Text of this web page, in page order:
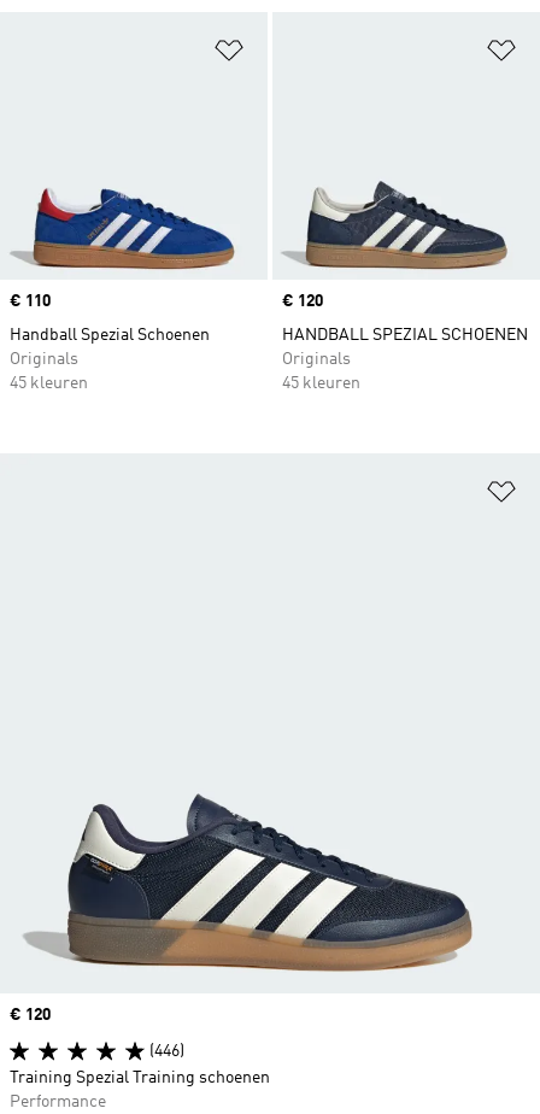
Price
€ 110
Handball Spezial Schoenen
Originals
45 kleuren
Price
€ 120
HANDBALL SPEZIAL SCHOENEN
Originals
45 kleuren
Price
€ 120
(446)
Training Spezial Training schoenen
Performance